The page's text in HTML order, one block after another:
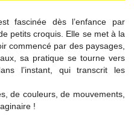
fascinée dès l’enfance par
petits croquis. Elle se met à la
commencé par des paysages,
sa pratique se tourne vers
l’instant, qui transcrit les
de couleurs, de mouvements,
!